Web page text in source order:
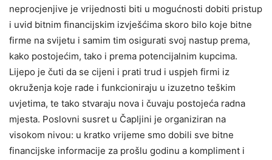
neprocjenjive je vrijednosti biti u mogućnosti dobiti pristup
i uvid bitnim financijskim izvješćima skoro bilo koje bitne
firme na svijetu i samim tim osigurati svoj nastup prema,
kako postojećim, tako i prema potencijalnim kupcima.
Lijepo je čuti da se cijeni i prati trud i uspjeh firmi iz
okruženja koje rade i funkcioniraju u izuzetno teškim
uvjetima, te tako stvaraju nova i čuvaju postojeća radna
mjesta. Poslovni susret u Čapljini je organiziran na
visokom nivou: u kratko vrijeme smo dobili sve bitne
financijske informacije za prošlu godinu a kompliment i